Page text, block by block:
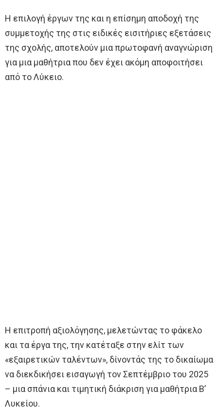
Η επιλογή έργων της και η επίσημη αποδοχή της
συμμετοχής της στις ειδικές εισιτήριες εξετάσεις
της σχολής, αποτελούν μια πρωτοφανή αναγνώριση
για μια μαθήτρια που δεν έχει ακόμη αποφοιτήσει
από το Λύκειο.
Η επιτροπή αξιολόγησης, μελετώντας το φάκελο
και τα έργα της, την κατέταξε στην ελίτ των
«εξαιρετικών ταλέντων», δίνοντάς της το δικαίωμα
να διεκδικήσει εισαγωγή τον Σεπτέμβριο του 2025
– μια σπάνια και τιμητική διάκριση για μαθήτρια Β’
Λυκείου.